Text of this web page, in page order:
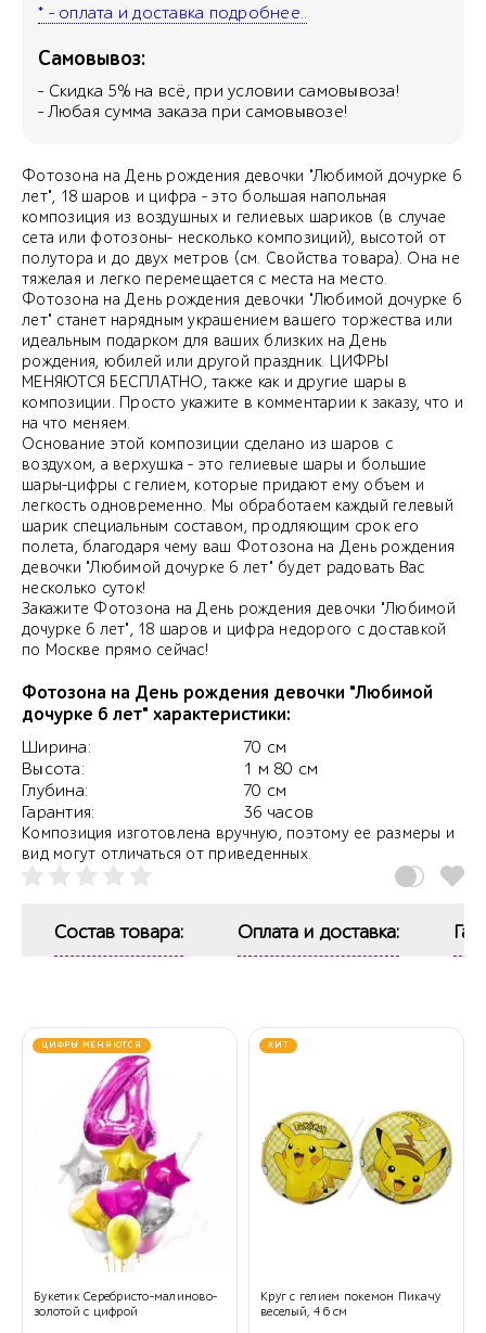
* - оплата и доставка подробнее..
Самовывоз:
- Скидка 5% на всё, при условии самовывоза!
- Любая сумма заказа при самовывозе!
Фотозона на День рождения девочки "Любимой дочурке 6
лет", 18 шаров и цифра - это большая напольная
композиция из воздушных и гелиевых шариков (в случае
сета или фотозоны- несколько композиций), высотой от
полутора и до двух метров (см. Свойства товара). Она не
тяжелая и легко перемещается с места на место.
Фотозона на День рождения девочки "Любимой дочурке 6
лет" станет нарядным украшением вашего торжества или
идеальным подарком для ваших близких на День
рождения, юбилей или другой праздник. ЦИФРЫ
МЕНЯЮТСЯ БЕСПЛАТНО, также как и другие шары в
композиции. Просто укажите в комментарии к заказу, что и
на что меняем.
Основание этой композиции сделано из шаров с
воздухом, а верхушка - это гелиевые шары и большие
шары-цифры с гелием, которые придают ему объем и
легкость одновременно. Мы обработаем каждый гелевый
шарик специальным составом, продляющим срок его
полета, благодаря чему ваш Фотозона на День рождения
девочки "Любимой дочурке 6 лет" будет радовать Вас
несколько суток!
Закажите Фотозона на День рождения девочки "Любимой
дочурке 6 лет", 18 шаров и цифра недорого с доставкой
по Москве прямо сейчас!
Фотозона на День рождения девочки "Любимой
дочурке 6 лет" характеристики:
Ширина:
Высота:
Глубина:
Гарантия:
70 см
1 м 80 см
70 см
36 часов
Композиция изготовлена вручную, поэтому ее размеры и
вид могут отличаться от приведенных.
Состав товара: Оплата и доставка:
ЦИФРЫ МЕНЯЮТСЯ
Букетик Серебристо-малиново-
золотой с цифрой
ХИТ
Круг с гелием покемон Пикачу
веселый, 46 см